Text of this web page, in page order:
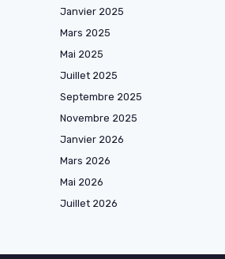
Janvier 2025
Mars 2025
Mai 2025
Juillet 2025
Septembre 2025
Novembre 2025
Janvier 2026
Mars 2026
Mai 2026
Juillet 2026